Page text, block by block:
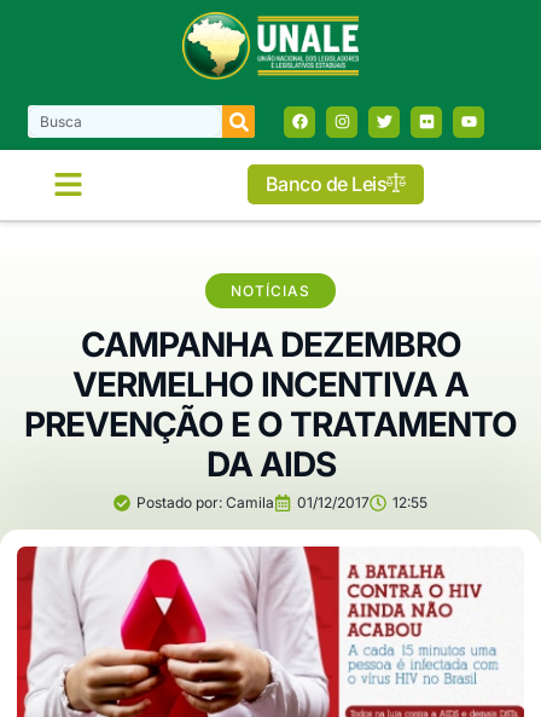
Banco de Leis
NOTÍCIAS
CAMPANHA DEZEMBRO
VERMELHO INCENTIVA A
PREVENÇÃO E O TRATAMENTO
DA AIDS
Postado por: Camila 01/12/2017 12:55